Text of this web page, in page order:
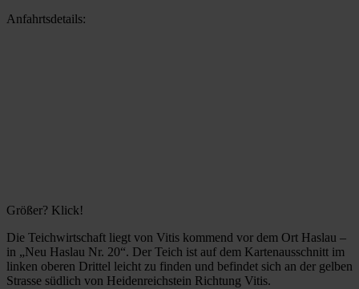
Anfahrtsdetails:
Größer? Klick!
Die Teichwirtschaft liegt von Vitis kommend vor dem Ort Haslau –
in „Neu Haslau Nr. 20“. Der Teich ist auf dem Kartenausschnitt im
linken oberen Drittel leicht zu finden und befindet sich an der gelben
Strasse südlich von Heidenreichstein Richtung Vitis.